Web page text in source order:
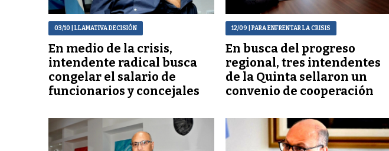
03/10 | LLAMATIVA DECISIÓN
En medio de la crisis,
intendente radical busca
congelar el salario de
funcionarios y concejales
12/09 | PARA ENFRENTAR LA CRISIS
En busca del progreso
regional, tres intendentes
de la Quinta sellaron un
convenio de cooperación